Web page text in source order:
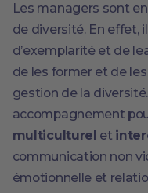
Les managers sont
de diversité. En effet,
d’exemplarité et de
de les former et de
gestion de la
accompagnement
multiculturel et
communication non
émotionnelle et